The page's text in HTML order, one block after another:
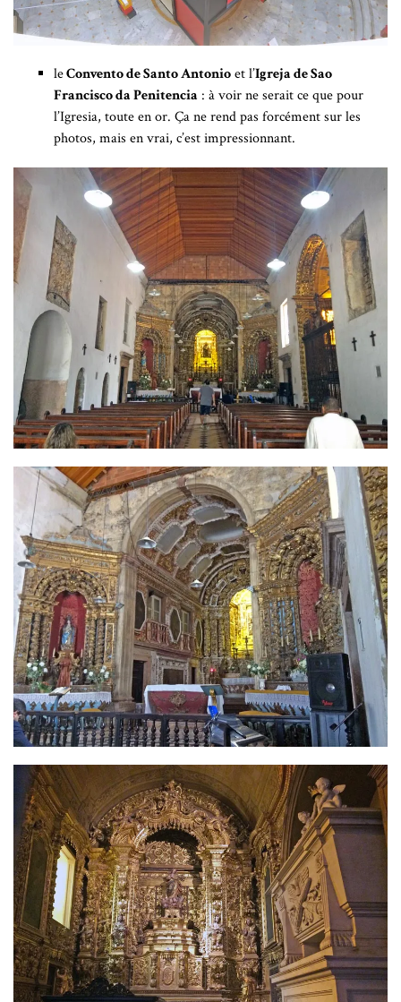
leConvento de Santo Antonioet l’Igreja de Sao
Francisco da Penitencia : à voir ne serait ce que pour
l’Igresia, toute en or. Ça ne rend pas forcément sur les
photos, mais en vrai, c’est impressionnant.